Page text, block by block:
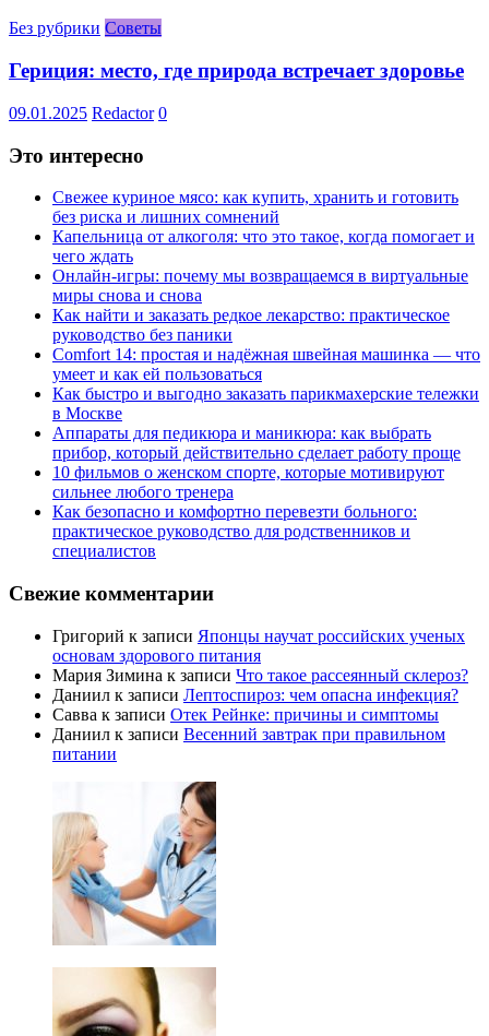
Без рубрики Советы
Гериция: место, где природа встречает здоровье
09.01.2025 Redactor 0
Это интересно
Свежее куриное мясо: как купить, хранить и готовить
без риска и лишних сомнений
Капельница от алкоголя: что это такое, когда помогает и
чего ждать
Онлайн-игры: почему мы возвращаемся в виртуальные
миры снова и снова
Как найти и заказать редкое лекарство: практическое
руководство без паники
Comfort 14: простая и надёжная швейная машинка — что
умеет и как ей пользоваться
Как быстро и выгодно заказать парикмахерские тележки
в Москве
Аппараты для педикюра и маникюра: как выбрать
прибор, который действительно сделает работу проще
10 фильмов о женском спорте, которые мотивируют
сильнее любого тренера
Как безопасно и комфортно перевезти больного:
практическое руководство для родственников и
специалистов
Свежие комментарии
Григорий к записи Японцы научат российских ученых
основам здорового питания
Мария Зимина к записи Что такое рассеянный склероз?
Даниил к записи Лептоспироз: чем опасна инфекция?
Савва к записи Отек Рейнке: причины и симптомы
Даниил к записи Весенний завтрак при правильном
питании